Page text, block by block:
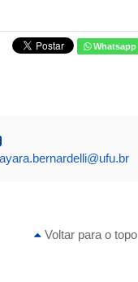
Whatsapp
Voltar para o topo